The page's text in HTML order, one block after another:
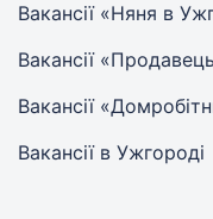
Вакансії «Няня в
Вакансії
Вакансії
Вакансії в Ужгороді